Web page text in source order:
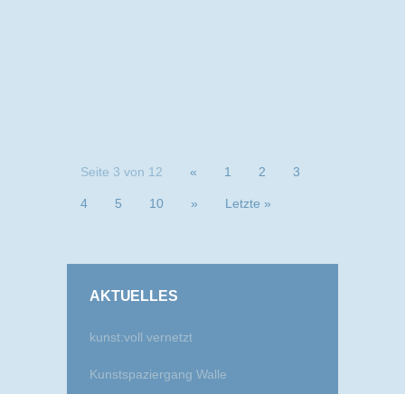
Seite 3 von 12 « 1 2 3
4 5 10 » Letzte »
AKTUELLES
kunst:voll vernetzt
Kunstspaziergang Walle